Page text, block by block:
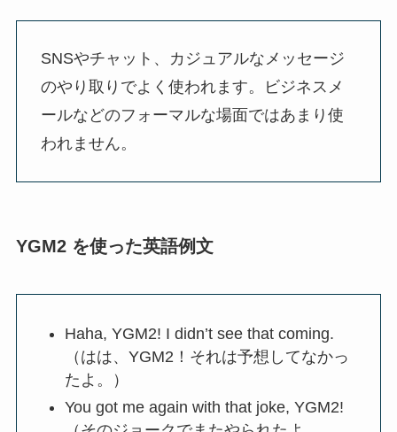
SNSやチャット、カジュアルなメッセージ
のやり取りでよく使われます。ビジネスメ
ールなどのフォーマルな場面ではあまり使
われません。
YGM2 を使った英語例文
Haha, YGM2! I didn’t see that coming.
（はは、YGM2！それは予想してなかっ
たよ。）
You got me again with that joke, YGM2!